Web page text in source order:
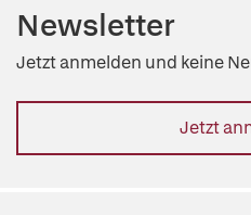
Newsletter
Jetzt anmelden und keine
Jetzt